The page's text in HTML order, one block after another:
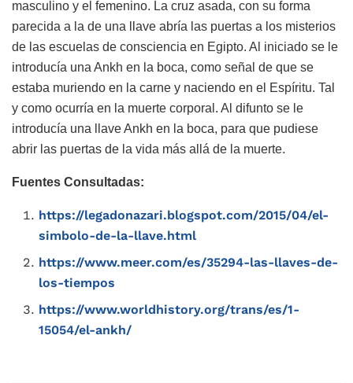
masculino y el femenino. La cruz asada, con su forma
parecida a la de una llave abría las puertas a los misterios
de las escuelas de consciencia en Egipto. Al iniciado se le
introducía una Ankh en la boca, como señal de que se
estaba muriendo en la carne y naciendo en el Espíritu. Tal
y como ocurría en la muerte corporal. Al difunto se le
introducía una llave Ankh en la boca, para que pudiese
abrir las puertas de la vida más allá de la muerte.
Fuentes Consultadas:
https://legadonazari.blogspot.com/2015/04/el-
simbolo-de-la-llave.html
https://www.meer.com/es/35294-las-llaves-de-
los-tiempos
https://www.worldhistory.org/trans/es/1-
15054/el-ankh/